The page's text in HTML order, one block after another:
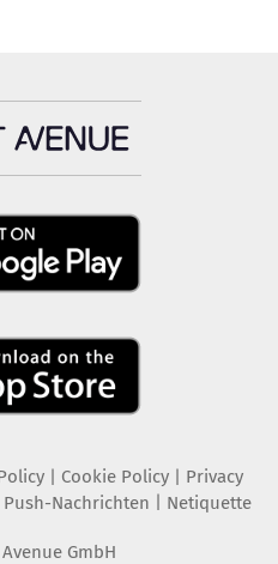
| Cookie Policy| Privacy
Push-Nachrichten Netiquette
GmbH